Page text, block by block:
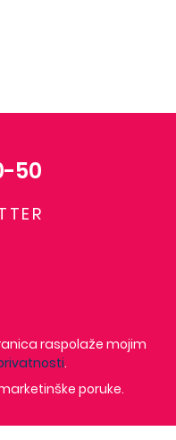
50
raspolaže mojim
.
poruke.